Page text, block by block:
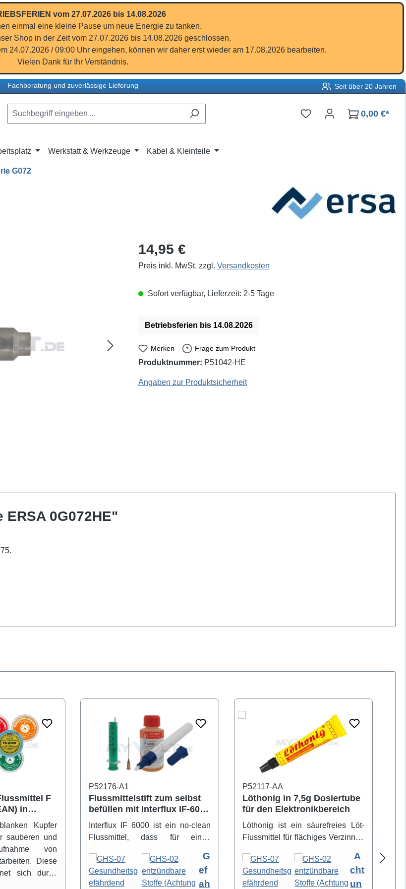
vom 27.07.2026 bis 14.08.2026
einmal eine kleine Pause um neue Energie zu tanken.
Shop in der Zeit vom 27.07.2026 bis 14.08.2026 geschlossen.
24.07.2026 / 09:00 Uhr eingehen, können wir daher erst wieder am 17.08.2026 bearbeiten.
Vielen Dank für Ihr Verständnis.
Fachberatung und zuverlässige Lieferung Seit über 20 Jahren
Du hast 0 Produkte auf
0,00 €*
Werkstatt & Werkzeuge Kabel & Kleinteile
G072
Regulärer Preis:
14,95 €
Preis inkl. MwSt. zzgl. Versandkosten
Sofort verfügbar, Lieferzeit: 2-5 Tage
Betriebsferien bis 14.08.2026
Merken Frage zum Produkt
Produktnummer: P51042-HE
Angaben zur Produktsicherheit
0G072HE"
F
in
Kupfer
sauberen und
von
Diese
sich durch
P52176-A1
Flussmittelstift zum selbst
befüllen mit Interflux IF-6000
ROL0 halogenfrei
Interflux IF 6000 ist ein no-clean
Flussmittel, dass für einen
entwickelt wurde. Typische
Einsatzgebiete sind Handlöten,
Nacharbeit, automatisches Löten,
G
ef
ah
P52117-AA
Löthonig in 7,5g Dosiertube
für den Elektronikbereich
Löthonig ist ein säurefreies Löt-
Flussmittel für flächiges Verzinnen
mit bleifreien Loten. Löthonig
eignet sich speziell zum Löten mit
hoch-schmelzenden Loten (Löt-
A
cht
un